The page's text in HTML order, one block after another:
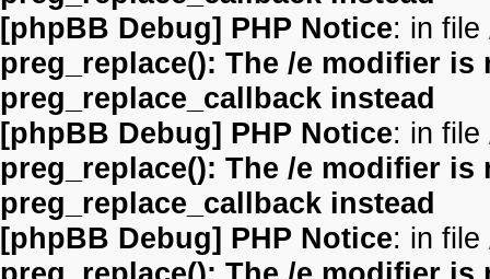
[phpBB Debug] PHP Notice: in file
preg_replace(): The /e modifier
preg_replace_callback instead
[phpBB Debug] PHP Notice: in file
preg_replace(): The /e modifier
preg_replace_callback instead
[phpBB Debug] PHP Notice: in file